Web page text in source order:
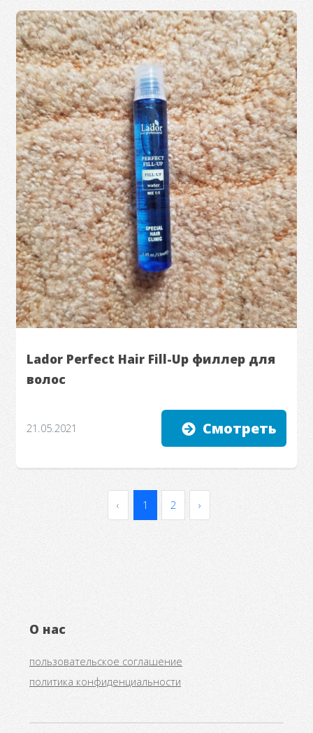
Lador Perfect Hair Fill-Up филлер для
волос
21.05.2021 Смотреть
‹ 1 2 ›
О нас
пользовательское соглашение
политика конфиденциальности